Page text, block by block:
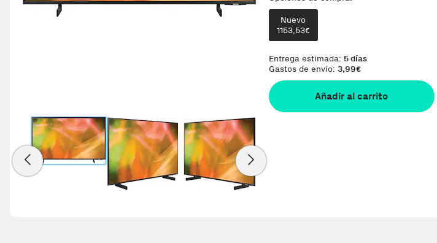
Nuevo
1153,53€
Entrega estimada: 5 días
Gastos de envio: 3,99€
Añadir al carrito